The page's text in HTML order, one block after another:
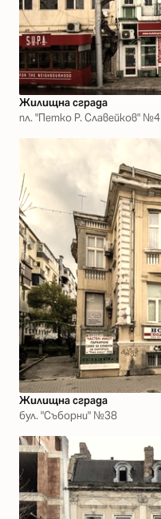
Жилищна сграда
пл. "Петко Р. Славейков" №4
Жилищна сграда
бул. "Съборни" №38